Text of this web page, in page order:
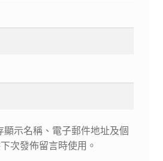
顯示名稱、電子郵件地址及個
次發佈留言時使用。